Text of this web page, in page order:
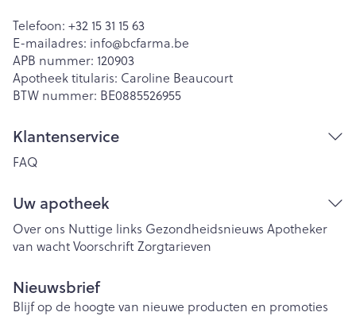
Telefoon: +32 15 31 15 63
E-mailadres: info@bcfarma.be
APB nummer: 120903
Apotheek titularis: Caroline Beaucourt
BTW nummer: BE0885526955
Klantenservice
FAQ
Uw apotheek
Over ons Nuttige links Gezondheidsnieuws Apotheker
van wachtVoorschriftZorgtarieven
Nieuwsbrief
Blijf op de hoogte van nieuwe producten en promoties